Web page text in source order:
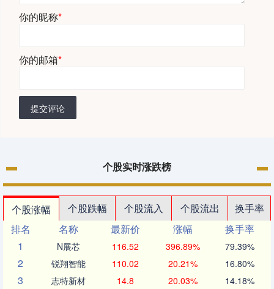
你的昵称*
你的邮箱*
提交评论
个股实时涨跌榜
个股涨幅 个股跌幅 个股流入 个股流出
换手率
排名
名称 最新价 涨幅
换手率
1
N展芯 116.52 396.89% 79.39%
2 锐翔智能 110.02 20.21% 16.80%
3 志特新材 14.8 20.03% 14.18%